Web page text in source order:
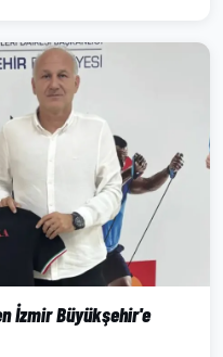
İzmir Büyükşehir'e